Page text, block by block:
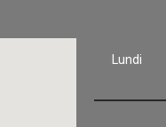
Lundi